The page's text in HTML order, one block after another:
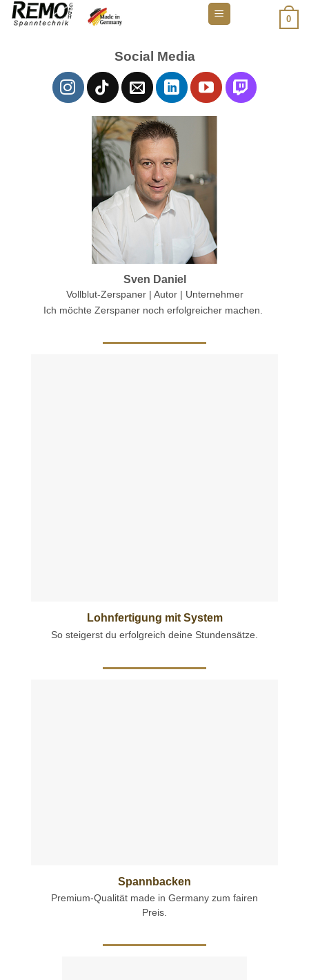
Zum
Inhalt
0
Social Media
Sven Daniel
Vollblut-Zerspaner | Autor | Unternehmer
Ich möchte Zerspaner noch erfolgreicher machen.
Lohnfertigung mit System
So steigerst du erfolgreich deine Stundensätze.
Spannbacken
Premium-Qualität made in Germany zum fairen
Preis.